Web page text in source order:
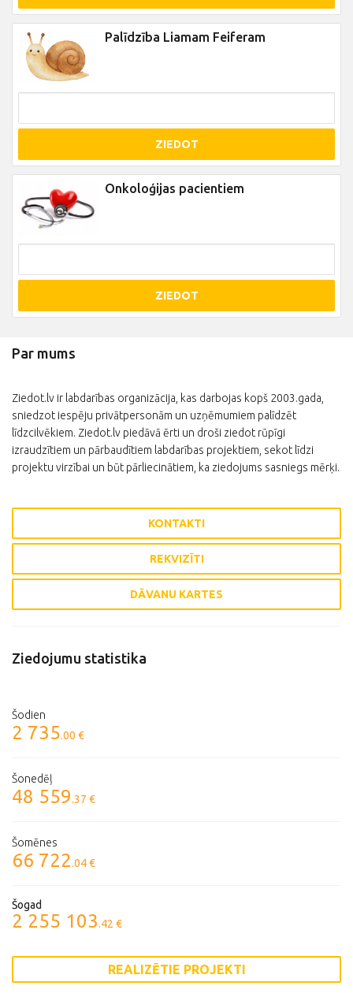
Palīdzība Liamam Feiferam
ZIEDOT
Onkoloģijas pacientiem
ZIEDOT
Par mums
Ziedot.lv ir labdarības organizācija, kas darbojas kopš 2003.gada,
sniedzot iespēju privātpersonām un uzņēmumiem palīdzēt
līdzcilvēkiem. Ziedot.lv piedāvā ērti un droši ziedot rūpīgi
izraudzītiem un pārbaudītiem labdarības projektiem, sekot līdzi
projektu virzībai un būt pārliecinātiem, ka ziedojums sasniegs mērķi.
KONTAKTI
REKVIZĪTI
DĀVANU KARTES
Ziedojumu statistika
Šodien
2 735.00 €
Šonedēļ
48 559.37 €
Šomēnes
66 722.04 €
Šogad
2 255 103.42 €
REALIZĒTIE PROJEKTI